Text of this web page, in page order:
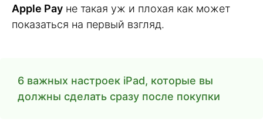
Apple Pay не такая уж и плохая как может
показаться на первый взгляд.
6 важных настроек iPad, которые вы
должны сделать сразу после покупки